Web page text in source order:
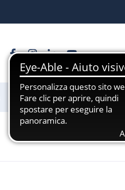
FacebookInstagram
LinkedinYouTube
Sostienici